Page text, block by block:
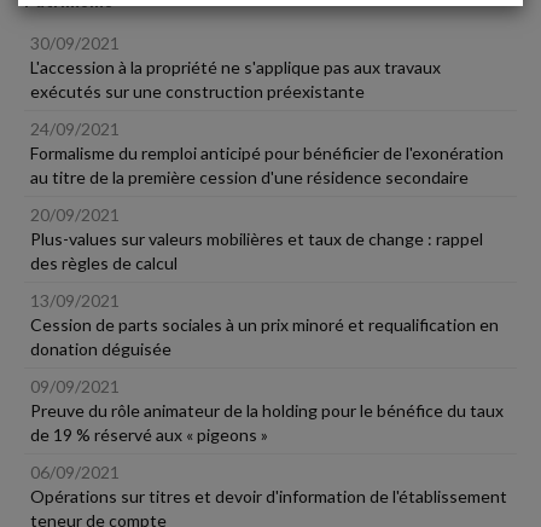
30/09/2021
L'accession à la propriété ne s'applique pas aux travaux
exécutés sur une construction préexistante
24/09/2021
Formalisme du remploi anticipé pour bénéficier de l'exonération
au titre de la première cession d'une résidence secondaire
20/09/2021
Plus-values sur valeurs mobilières et taux de change : rappel
des règles de calcul
13/09/2021
Cession de parts sociales à un prix minoré et requalification en
donation déguisée
09/09/2021
Preuve du rôle animateur de la holding pour le bénéfice du taux
de 19 % réservé aux « pigeons »
06/09/2021
Opérations sur titres et devoir d'information de l'établissement
teneur de compte